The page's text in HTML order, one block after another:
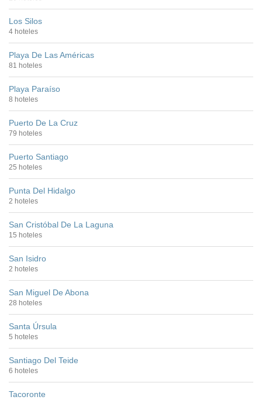
Los Silos
4 hoteles
Playa De Las Américas
81 hoteles
Playa Paraíso
8 hoteles
Puerto De La Cruz
79 hoteles
Puerto Santiago
25 hoteles
Punta Del Hidalgo
2 hoteles
San Cristóbal De La Laguna
15 hoteles
San Isidro
2 hoteles
San Miguel De Abona
28 hoteles
Santa Úrsula
5 hoteles
Santiago Del Teide
6 hoteles
Tacoronte